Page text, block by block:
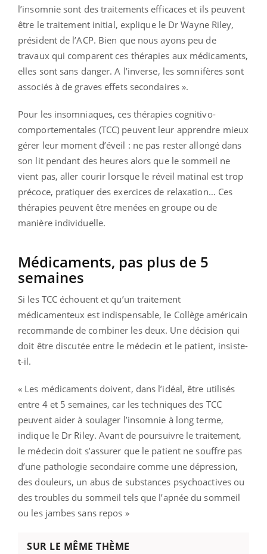
l’insomnie sont des traitements efficaces et ils peuvent
être le traitement initial, explique le Dr Wayne Riley,
président de l’ACP. Bien que nous ayons peu de
travaux qui comparent ces thérapies aux médicaments,
elles sont sans danger. A l’inverse, les somnifères sont
associés à de graves effets secondaires ».
Pour les insomniaques, ces thérapies cognitivo-
comportementales (TCC) peuvent leur apprendre mieux
gérer leur moment d’éveil : ne pas rester allongé dans
son lit pendant des heures alors que le sommeil ne
vient pas, aller courir lorsque le réveil matinal est trop
précoce, pratiquer des exercices de relaxation… Ces
thérapies peuvent être menées en groupe ou de
manière individuelle.
Médicaments, pas plus de 5
semaines
Si les TCC échouent et qu’un traitement
médicamenteux est indispensable, le Collège américain
recommande de combiner les deux. Une décision qui
doit être discutée entre le médecin et le patient, insiste-
t-il.
« Les médicaments doivent, dans l’idéal, être utilisés
entre 4 et 5 semaines, car les techniques des TCC
peuvent aider à soulager l’insomnie à long terme,
indique le Dr Riley. Avant de poursuivre le traitement,
le médecin doit s’assurer que le patient ne souffre pas
d’une pathologie secondaire comme une dépression,
des douleurs, un abus de substances psychoactives ou
des troubles du sommeil tels que l’apnée du sommeil
ou les jambes sans repos »
SUR LE MÊME THÈME